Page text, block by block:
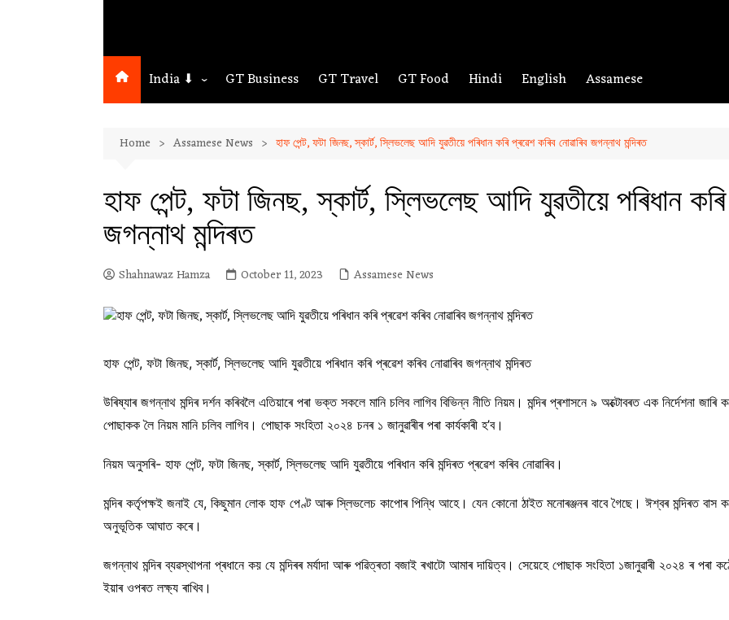
India ⬇
Guwahati
GT Business GT Travel GT Food Hindi English Assamese
Home Assamese News হাফ পেন্ট, ফটা জিনছ, স্কাৰ্ট, স্লিভলেছ আদি যুৱতীয়ে পৰিধান কৰি প্ৰৱেশ কৰিব নোৱাৰিব জগন্নাথ মন্দিৰত
হাফ পেন্ট, ফটা জিনছ, স্কাৰ্ট, স্লিভলেছ আদি যুৱতীয়ে পৰিধান
জগন্নাথ মন্দিৰত
Shahnawaz Hamza October 11, 2023 Assamese News
হাফ পেন্ট, ফটা জিনছ, স্কাৰ্ট, স্লিভলেছ আদি যুৱতীয়ে পৰিধান কৰি প্ৰৱেশ কৰিব নোৱাৰিব জগন্নাথ মন্দিৰত
উৰিষ্যাৰ জগন্নাথ মন্দিৰ দৰ্শন কৰিবলৈ এতিয়াৰে পৰা ভক্ত সকলে মানি চলিব লাগিব বিভিন্ন নীতি নিয়ম। মন্দিৰ প্ৰশাসনে ৯ অক্টোবৰত এক নিৰ্দেশনা
পোছাকক লৈ নিয়ম মানি চলিব লাগিব। পোছাক সংহিতা ২০২৪ চনৰ ১ জানুৱাৰীৰ পৰা কাৰ্যকাৰী হ’ব।
নিয়ম অনুসৰি- হাফ পেন্ট, ফটা জিনছ, স্কাৰ্ট, স্লিভলেছ আদি যুৱতীয়ে পৰিধান কৰি মন্দিৰত প্ৰৱেশ কৰিব নোৱাৰিব।
মন্দিৰ কৰ্তৃপক্ষই জনাই যে, কিছুমান লোক হাফ পেণ্ট আৰু স্লিভলেচ কাপোৰ পিন্ধি আহে। যেন কোনো ঠাইত মনোৰঞ্জনৰ বাবে গৈছে। ঈশ্বৰ মন্দিৰত
অনুভূতিক আঘাত কৰে।
জগন্নাথ মন্দিৰ ব্যৱস্থাপনা প্ৰধানে কয় যে মন্দিৰৰ মৰ্যাদা আৰু পৱিত্ৰতা বজাই ৰখাটো আমাৰ দায়িত্ব। সেয়েহে পোছাক সংহিতা ১জানুৱাৰী ২০২৪ ৰ পৰা
ইয়াৰ ওপৰত লক্ষ্য ৰাখিব।